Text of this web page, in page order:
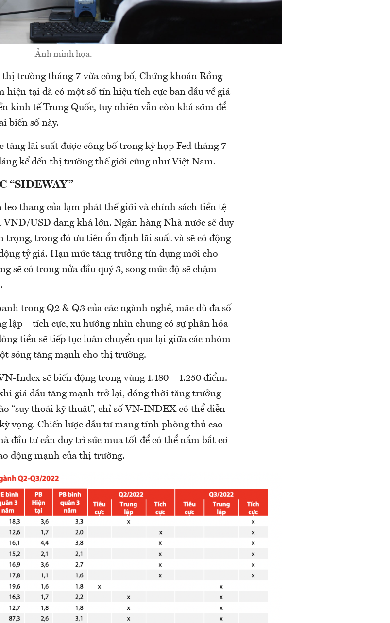
Ảnh minh họa.
thị trường tháng 7 vừa công bố, Chứng khoán Rồng
hiện tại đã có một số tín hiệu tích cực ban đầu về giá
kinh tế Trung Quốc, tuy nhiên vẫn còn khá sớm để
biến số này.
tăng lãi suất được công bố trong kỳ họp Fed tháng 7
kể đến thị trường thế giới cũng như Việt Nam.
“SIDEWAY”
leo thang của lạm phát thế giới và chính sách tiền tệ
VND/USD đang khá lớn. Ngân hàng Nhà nước sẽ duy
trọng, trong đó ưu tiên ổn định lãi suất và sẽ có động
tỷ giá. Hạn mức tăng trưởng tín dụng mới cho
sẽ có trong nửa đầu quý 3, song mức độ sẽ chậm
trong Q2 & Q3 của các ngành nghề, mặc dù đa số
lập – tích cực, xu hướng nhìn chung có sự phân hóa
tiền sẽ tiếp tục luân chuyển qua lại giữa các nhóm
sóng tăng mạnh cho thị trường.
Index sẽ biến động trong vùng 1.180 – 1.250 điểm.
giá dầu tăng mạnh trở lại, đồng thời tăng trưởng
“suy thoái kỹ thuật”, chỉ số VN-INDEX có thể diễn
vọng. Chiến lược đầu tư mang tính phòng thủ cao
đầu tư cần duy trì sức mua tốt để có thể nắm bắt cơ
động mạnh của thị trường.